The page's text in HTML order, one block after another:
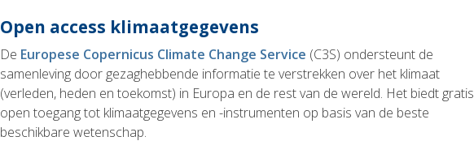
text
Open access klimaatgegevens
De Europese Copernicus Climate Change Service (C3S) ondersteunt de
samenleving door gezaghebbende informatie te verstrekken over het klimaat
(verleden, heden en toekomst) in Europa en de rest van de wereld. Het biedt gratis
open toegang tot klimaatgegevens en -instrumenten op basis van de beste
beschikbare wetenschap.